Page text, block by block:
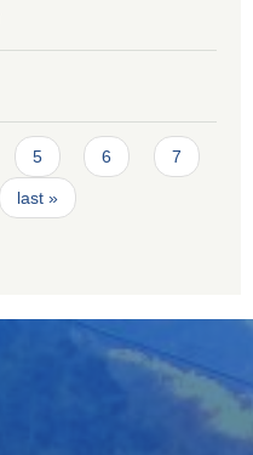
5 6 7
last »